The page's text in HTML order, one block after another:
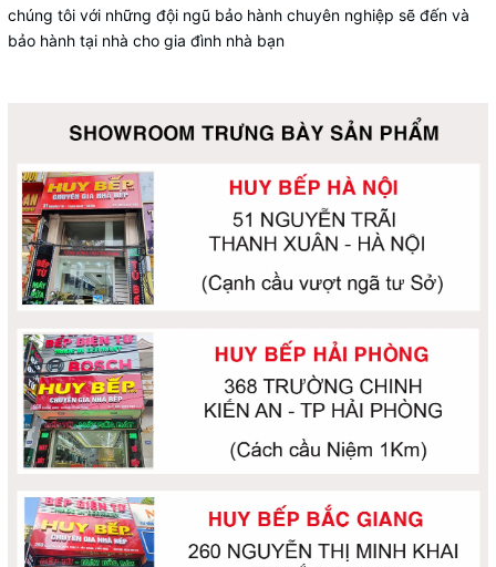
chúng tôi với những đội ngũ bảo hành chuyên nghiệp sẽ đến và
bảo hành tại nhà cho gia đình nhà bạn